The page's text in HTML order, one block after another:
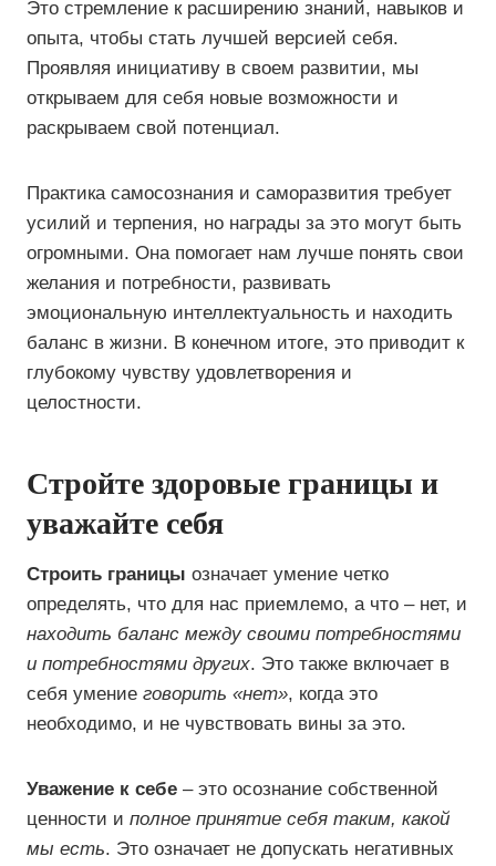
Это стремление к расширению знаний, навыков и
опыта, чтобы стать лучшей версией себя.
Проявляя инициативу в своем развитии, мы
открываем для себя новые возможности и
раскрываем свой потенциал.
Практика самосознания и саморазвития требует
усилий и терпения, но награды за это могут быть
огромными. Она помогает нам лучше понять свои
желания и потребности, развивать
эмоциональную интеллектуальность и находить
баланс в жизни. В конечном итоге, это приводит к
глубокому чувству удовлетворения и
целостности.
Стройте здоровые границы и
уважайте себя
Строить границы означает умение четко
определять, что для нас приемлемо, а что – нет, и
находить баланс между своими потребностями
и потребностями других. Это также включает в
себя умение говорить «нет», когда это
необходимо, и не чувствовать вины за это.
Уважение к себе – это осознание собственной
ценности и полное принятие себя таким, какой
мы есть. Это означает не допускать негативных